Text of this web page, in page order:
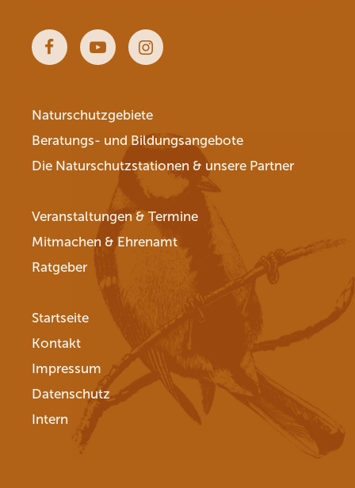
FacebookYoutubeInstagram
Naturschutzgebiete
Beratungs- und Bildungsangebote
Die Naturschutzstationen & unsere Partner
Veranstaltungen & Termine
Mitmachen & Ehrenamt
Ratgeber
Startseite
Kontakt
Impressum
Datenschutz
Intern